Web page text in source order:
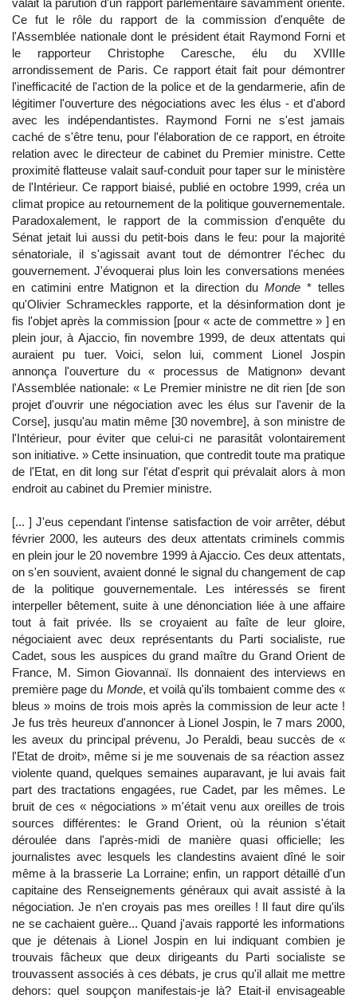
valait la parution d'un rapport parlementaire savamment orienté.
Ce fut le rôle du rapport de la commission d'enquête de
l'Assemblée nationale dont le président était Raymond Forni et
le rapporteur Christophe Caresche, élu du XVIIIe
arrondissement de Paris. Ce rapport était fait pour démontrer
l'inefficacité de l'action de la police et de la gendarmerie, afin de
légitimer l'ouverture des négociations avec les élus - et d'abord
avec les indépendantistes. Raymond Forni ne s'est jamais
caché de s'être tenu, pour l'élaboration de ce rapport, en étroite
relation avec le directeur de cabinet du Premier ministre. Cette
proximité flatteuse valait sauf-conduit pour taper sur le ministère
de l'Intérieur. Ce rapport biaisé, publié en octobre 1999, créa un
climat propice au retournement de la politique gouvernementale.
Paradoxalement, le rapport de la commission d'enquête du
Sénat jetait lui aussi du petit-bois dans le feu: pour la majorité
sénatoriale, il s'agissait avant tout de démontrer l'échec du
gouvernement. J'évoquerai plus loin les conversations menées
en catimini entre Matignon et la direction du Monde * telles
qu'Olivier Schrameckles rapporte, et la désinformation dont je
fis l'objet après la commission [pour « acte de commettre » ] en
plein jour, à Ajaccio, fin novembre 1999, de deux attentats qui
auraient pu tuer. Voici, selon lui, comment Lionel Jospin
annonça l'ouverture du « processus de Matignon» devant
l'Assemblée nationale: « Le Premier ministre ne dit rien [de son
projet d'ouvrir une négociation avec les élus sur l'avenir de la
Corse], jusqu'au matin même [30 novembre], à son ministre de
l'Intérieur, pour éviter que celui-ci ne parasitât volontairement
son initiative. » Cette insinuation, que contredit toute ma pratique
de l'Etat, en dit long sur l'état d'esprit qui prévalait alors à mon
endroit au cabinet du Premier ministre.
[... ] J'eus cependant l'intense satisfaction de voir arrêter, début
février 2000, les auteurs des deux attentats criminels commis
en plein jour le 20 novembre 1999 à Ajaccio. Ces deux attentats,
on s'en souvient, avaient donné le signal du changement de cap
de la politique gouvernementale. Les intéressés se firent
interpeller bêtement, suite à une dénonciation liée à une affaire
tout à fait privée. Ils se croyaient au faîte de leur gloire,
négociaient avec deux représentants du Parti socialiste, rue
Cadet, sous les auspices du grand maître du Grand Orient de
France, M. Simon Giovannaï. Ils donnaient des interviews en
première page du Monde, et voilà qu'ils tombaient comme des «
bleus » moins de trois mois après la commission de leur acte !
Je fus très heureux d'annoncer à Lionel Jospin, le 7 mars 2000,
les aveux du principal prévenu, Jo Peraldi, beau succès de «
l'Etat de droit», même si je me souvenais de sa réaction assez
violente quand, quelques semaines auparavant, je lui avais fait
part des tractations engagées, rue Cadet, par les mêmes. Le
bruit de ces « négociations » m'était venu aux oreilles de trois
sources différentes: le Grand Orient, où la réunion s'était
déroulée dans l'après-midi de manière quasi officielle; les
journalistes avec lesquels les clandestins avaient dîné le soir
même à la brasserie La Lorraine; enfin, un rapport détaillé d'un
capitaine des Renseignements généraux qui avait assisté à la
négociation. Je n'en croyais pas mes oreilles ! Il faut dire qu'ils
ne se cachaient guère... Quand j'avais rapporté les informations
que je détenais à Lionel Jospin en lui indiquant combien je
trouvais fâcheux que deux dirigeants du Parti socialiste se
trouvassent associés à ces débats, je crus qu'il allait me mettre
dehors: quel soupçon manifestais-je là? Etait-il envisageable